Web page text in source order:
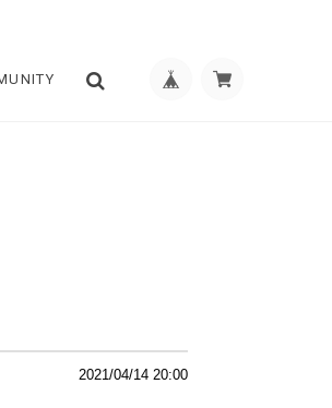
2021/04/14 20:00